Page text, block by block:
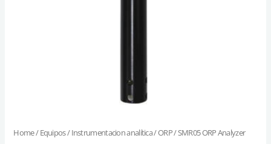
Home/Equipos/Instrumentacion analítica/ORP/ SMR05 ORP Analyzer